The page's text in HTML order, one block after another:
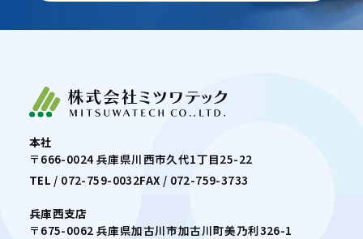
本社
〒666-0024 兵庫県川西市久代1丁目25-22
TEL / 072-759-0032FAX / 072-759-3733
兵庫西支店
〒675-0062 兵庫県加古川市加古川町美乃利326-1